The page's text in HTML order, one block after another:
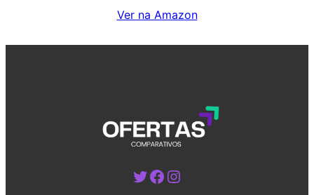
Ver na Amazon
Twitter Facebook Instagram